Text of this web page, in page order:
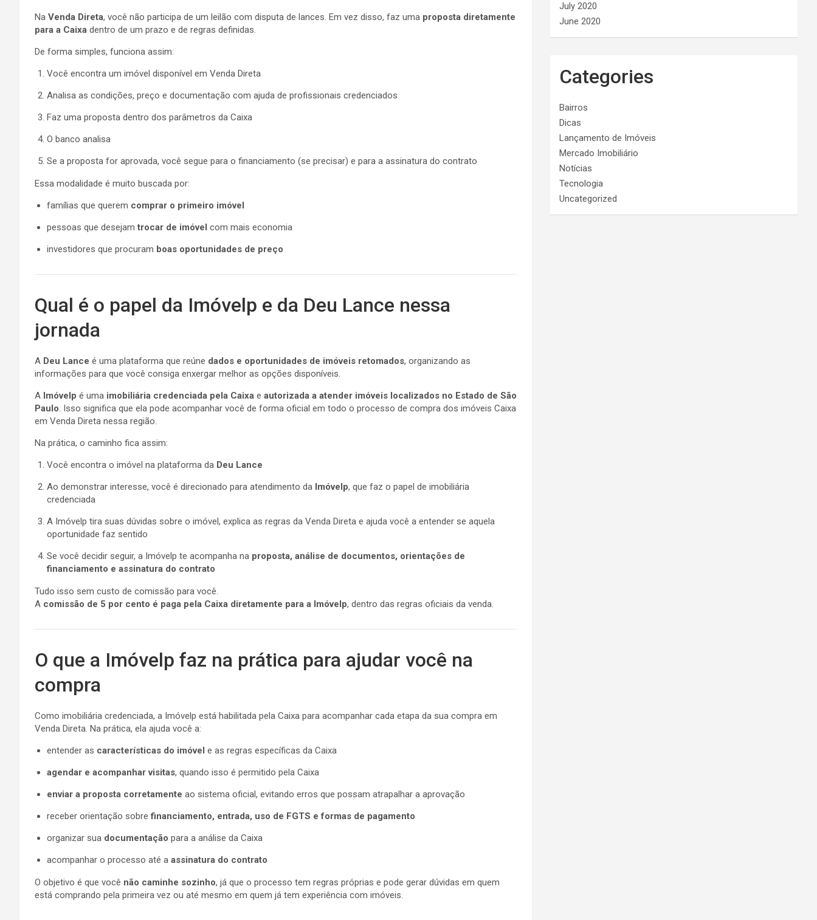
Na Venda Direta, você não participa de um leilão com disputa de lances. Em vez disso, faz uma proposta diretamente
para a Caixa dentro de um prazo e de regras definidas.
De forma simples, funciona assim:
Você encontra um imóvel disponível em Venda Direta
Analisa as condições, preço e documentação com ajuda de profissionais credenciados
Faz uma proposta dentro dos parâmetros da Caixa
O banco analisa
Se a proposta for aprovada, você segue para o financiamento (se precisar) e para a assinatura do contrato
Essa modalidade é muito buscada por:
famílias que querem comprar o primeiro imóvel
pessoas que desejamtrocar de imóvel com mais economia
investidores que procuram boas oportunidades de preço
Qual é o papel da Imóvelp e da Deu Lance nessa
jornada
A Deu Lance é uma plataforma que reúne dados e oportunidades de imóveis retomados, organizando as
informações para que você consiga enxergar melhor as opções disponíveis.
A Imóvelp é uma imobiliária credenciada pela Caixa e autorizada a atender imóveis localizados no Estado de São
Paulo. Isso significa que ela pode acompanhar você de forma oficial em todo o processo de compra dos imóveis Caixa
em Venda Direta nessa região.
Na prática, o caminho fica assim:
Você encontra o imóvel na plataforma da Deu Lance
Ao demonstrar interesse, você é direcionado para atendimento da Imóvelp, que faz o papel de imobiliária
credenciada
A Imóvelp tira suas dúvidas sobre o imóvel, explica as regras da Venda Direta e ajuda você a entender se aquela
oportunidade faz sentido
Se você decidir seguir, a Imóvelp te acompanha na proposta, análise de documentos, orientações de
financiamento e assinatura do contrato
Tudo isso sem custo de comissão para você.
A comissão de 5 por cento é paga pela Caixa diretamente para a Imóvelp, dentro das regras oficiais da venda.
O que a Imóvelp faz na prática para ajudar você na
compra
Como imobiliária credenciada, a Imóvelp está habilitada pela Caixa para acompanhar cada etapa da sua compra em
Venda Direta. Na prática, ela ajuda você a:
entender as características do imóvel e as regras específicas da Caixa
agendar e acompanhar visitas, quando isso é permitido pela Caixa
enviar a proposta corretamente ao sistema oficial, evitando erros que possam atrapalhar a aprovação
receber orientação sobrefinanciamento, entrada, uso de FGTS e formas de pagamento
organizar sua documentação para a análise da Caixa
acompanhar o processo até a assinatura do contrato
O objetivo é que você não caminhe sozinho, já que o processo tem regras próprias e pode gerar dúvidas em quem
está comprando pela primeira vez ou até mesmo em quem já tem experiência com imóveis.
July 2020
June 2020
Categories
Bairros
Dicas
Lançamento de Imóveis
Mercado Imobiliário
Notícias
Tecnologia
Uncategorized